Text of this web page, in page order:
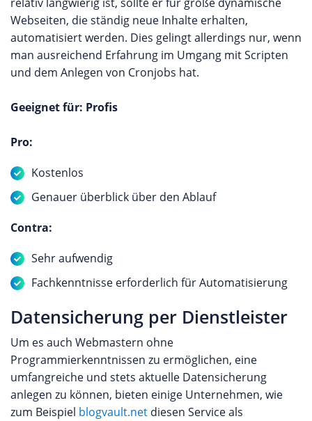
Webseiten, die ständig neue Inhalte erhalten,
automatisiert werden. Dies gelingt allerdings nur, wenn
man ausreichend Erfahrung im Umgang mit Scripten
und dem Anlegen von Cronjobs hat.
Geeignet für: Profis
Pro:
Kostenlos
Genauer überblick über den Ablauf
Contra:
Sehr aufwendig
Fachkenntnisse erforderlich für Automatisierung
Datensicherung per Dienstleister
Um es auch Webmastern ohne
Programmierkenntnissen zu ermöglichen, eine
umfangreiche und stets aktuelle Datensicherung
anlegen zu können, bieten einige Unternehmen, wie
zum Beispiel blogvault.net diesen Service als